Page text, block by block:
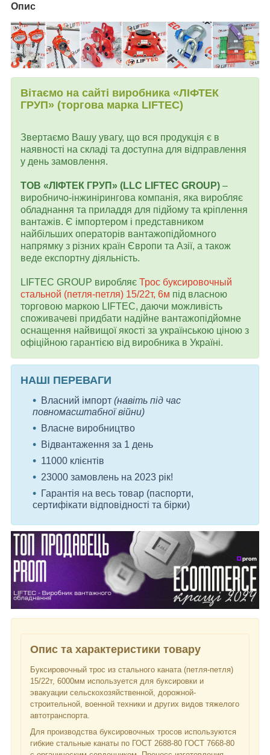
Опис
Вітаємо на сайті виробника «ЛІФТЕК
ГРУП» (торгова марка LIFTEC)
Звертаємо Вашу увагу, що вся продукція є в
наявності на складі та доступна для відправлення
у день замовлення.
ТОВ «ЛІФТЕК ГРУП» (LLC LIFTEC GROUP) –
виробничо-інжинірингова компанія, яка виробляє
обладнання та приладдя для підйому та кріплення
вантажів. Є імпортером і представником
найбільших операторів вантажопідйомного
напрямку з різних країн Європи та Азії, а також
веде експортну діяльність.
LIFTEC GROUP виробляє Трос буксировочный
стальной (петля-петля) 15/22т, 6м під власною
торговою маркою LIFTEC, даючи можливість
споживачеві придбати надійне вантажопідйомне
оснащення найвищої якості за українською ціною з
офіційною гарантією від виробника в Україні.
НАШІ ПЕРЕВАГИ
Власний імпорт (навіть під час
повномасштабної війни)
Власне виробництво
Відвантаження за 1 день
11000 клієнтів
23000 замовлень на 2023 рік!
Гарантія на весь товар (паспорти,
сертифікати відповідності та бірки)
Опис та характеристики товару
Буксировочный трос из стального каната (петля-петля)
15/22т, 6000мм используется для буксировки и
эвакуации сельскохозяйственной, дорожной-
строительной, военной техники и других видов тяжелого
автотранспорта.
Для производства буксировочных тросов используются
гибкие стальные канаты по ГОСТ 2688-80 ГОСТ 7668-80